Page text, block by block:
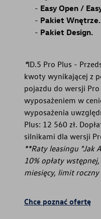
Easy Open /
Pakiet Wnętrze.
Pakiet Design.
*ID.5 Pro Plus -
kwoty wynikającej z
pojazdu do wersji
wyposażeniem w
wyposażenia
Plus: 12 560 zł.
silnikami dla wersji
**Raty leasingu "Jak
10% opłaty
miesięcy, limit
Chce poznać ofertę